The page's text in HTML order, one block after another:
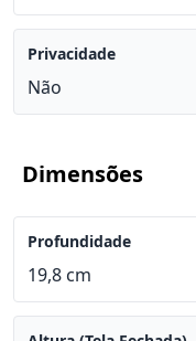
Privacidade
Não
Dimensões
Profundidade
19,8 cm